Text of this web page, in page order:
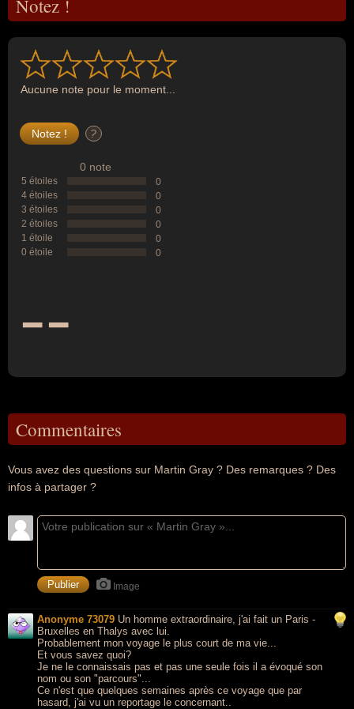
Notez !
Aucune note pour le moment...
?
0 note
5 étoiles
0
4 étoiles
0
3 étoiles
0
2 étoiles
0
1 étoile
0
0 étoile
0
--
Commentaires
Vous avez des questions sur Martin Gray ? Des remarques ? Des
infos à partager ?
Image
Anonyme 73079 Un homme extraordinaire, j'ai fait un Paris -
Bruxelles en Thalys avec lui.
Probablement mon voyage le plus court de ma vie...
Et vous savez quoi?
Je ne le connaissais pas et pas une seule fois il a évoqué son
nom ou son "parcours"...
Ce n'est que quelques semaines après ce voyage que par
hasard, j'ai vu un reportage le concernant..